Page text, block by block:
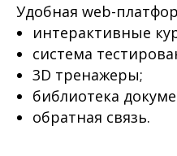
Удобная web-
интерактивные
система
3D тренажеры;
библиотека
обратная связь.